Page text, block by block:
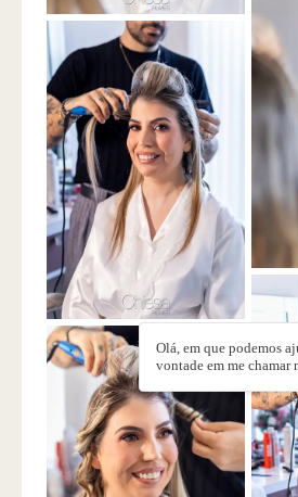
Olá, em que podemos
vontade em me chamar